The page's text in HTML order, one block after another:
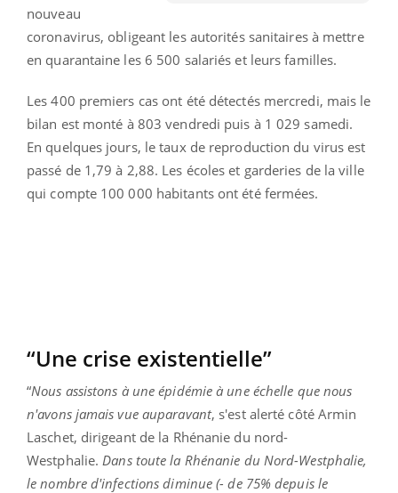
nouveau
coronavirus, obligeant les autorités sanitaires à mettre
en quarantaine les 6 500 salariés et leurs familles.
Les 400 premiers cas ont été détectés mercredi, mais le
bilan est monté à 803 vendredi puis à 1 029 samedi.
En quelques jours, le taux de reproduction du virus est
passé de 1,79 à 2,88. Les écoles et garderies de la ville
qui compte 100 000 habitants ont été fermées.
“Une crise existentielle”
“Nous assistons à une épidémie à une échelle que nous
n'avons jamais vue auparavant, s'est alerté côté Armin
Laschet, dirigeant de la Rhénanie du nord-
Westphalie. Dans toute la Rhénanie du Nord-Westphalie,
le nombre d'infections diminue (- de 75% depuis le